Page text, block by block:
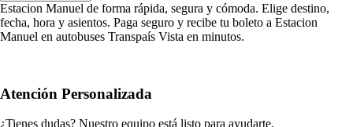
Estacion Manuel de forma rápida, segura y cómoda. Elige destino,
fecha, hora y asientos. Paga seguro y recibe tu boleto a Estacion
Manuel en autobuses Transpaís Vista en minutos.
Atención Personalizada
¿Tienes dudas? Nuestro equipo está listo para ayudarte.